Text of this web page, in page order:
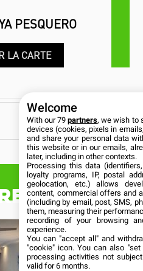
LA CARTE
aussi
Welcome
With our 79partners, we wish to
devices (cookies, pixels in
and share your personal data
this website or in our emails,
later, including in other contexts.
Processing this data
loyalty programs, IP, postal
geolocation, etc.) allows
content, commercial offers and
(including by email, post, SMS,
them, measuring their
recording of your browsing
experience.
You can "accept all" and
"cookie" icon. You can also
processing activities not
valid for 6 months.